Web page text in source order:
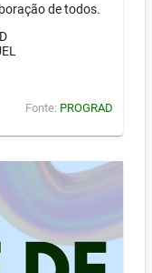
de todos.
Fonte: PROGRAD